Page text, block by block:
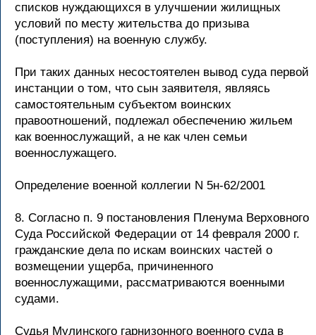
списков нуждающихся в улучшении жилищных
условий по месту жительства до призыва
(поступления) на военную службу.
При таких данных несостоятелен вывод суда первой
инстанции о том, что сын заявителя, являясь
самостоятельным субъектом воинских
правоотношений, подлежал обеспечению жильем
как военнослужащий, а не как член семьи
военнослужащего.
Определение военной коллегии N 5н-62/2001
8. Согласно п. 9 постановления Пленума Верховного
Суда Российской Федерации от 14 февраля 2000 г.
гражданские дела по искам воинских частей о
возмещении ущерба, причиненного
военнослужащими, рассматриваются военными
судами.
Судья Мулинского гарнизонного военного суда в